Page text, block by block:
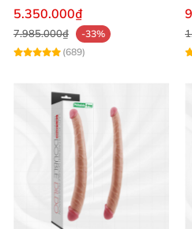
Đáo
5.350.000₫
7.985.000₫
-33%
(689)